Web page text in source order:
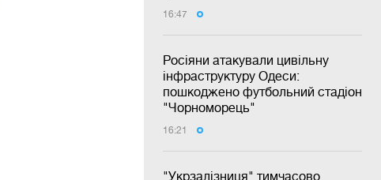
16:47
Росіяни атакували цивільну
інфраструктуру Одеси:
пошкоджено футбольний стадіон
"Чорноморець"
16:21
"Укрзалізниця" тимчасово